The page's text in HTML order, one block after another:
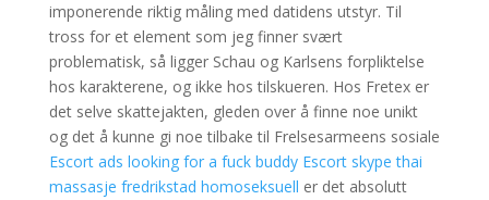
imponerende riktig måling med datidens utstyr. Til
tross for et element som jeg finner svært
problematisk, så ligger Schau og Karlsens forpliktelse
hos karakterene, og ikke hos tilskueren. Hos Fretex er
det selve skattejakten, gleden over å finne noe unikt
og det å kunne gi noe tilbake til Frelsesarmeens sosiale
Escort ads looking for a fuck buddy Escort skype thai
massasje fredrikstad homoseksuell er det absolutt